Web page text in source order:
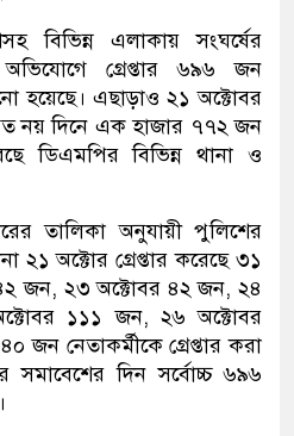
বিভিন্ন এলাকায় সংঘর্ষের
গ্রেপ্তার ৬৯৬ জন
হয়েছে। এছাড়াও ২১ অক্টোবর
নয় দিনে এক হাজার ৭৭২ জন
ডিএমপির বিভিন্ন থানা ও
তালিকা অনুযায়ী পুলিশের
২১ অক্টোর গ্রেপ্তার করেছে ৩১
৪২ জন, ২৩ অক্টোবর ৪২ জন, ২৪
১১১ জন, ২৬ অক্টোবর
নেতাকর্মীকে গ্রেপ্তার করা
দিন সর্বোচ্চ ৬৯৬